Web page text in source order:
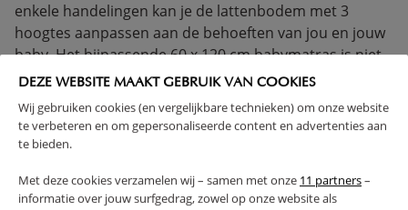
DEZE WEBSITE MAAKT GEBRUIK VAN COOKIES
Wij gebruiken cookies (en vergelijkbare technieken) om onze website
te verbeteren en om gepersonaliseerde content en advertenties aan
te bieden.
Met deze cookies verzamelen wij – samen met onze 11 partners–
informatie over jouw surfgedrag, zowel op onze website als
enkele handelingen kan je de lattenbodem met 3
hoogtes aanpassen aan de behoeften van jou en jouw
baby. Het bijpassende 60 x 120 cm babymatras is niet
inbegrepen, maar kan wel via onze winkel worden
besteld.
LET OP: DIT LEDIKANT STAAT NIET OPGESTELD IN ONZE
CONCEPT STORE!
VERVAARDIGD UIT MASSIEF HOUT